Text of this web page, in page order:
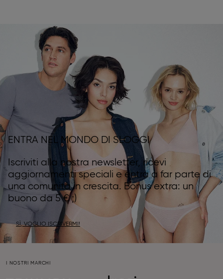
ENTRA NEL MONDO DI SLOGGI
Iscriviti alla nostra newsletter, ricevi
aggiornamenti speciali e entra a far parte di
una comunità in crescita. Bonus extra: un
buono da 5 € ;)
SÌ, VOGLIO ISCRIVERMI!
I NOSTRI MARCHI